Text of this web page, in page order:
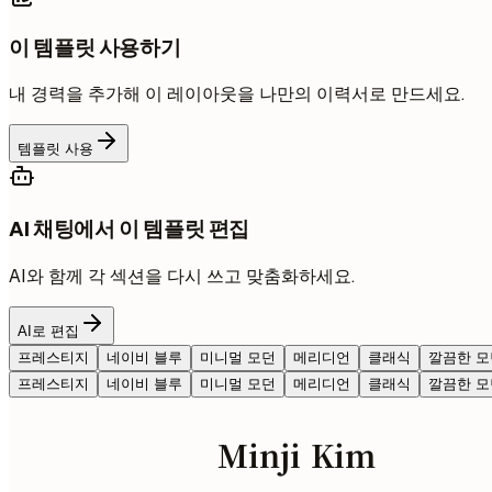
이 템플릿 사용하기
내 경력을 추가해 이 레이아웃을 나만의 이력서로 만드세요.
템플릿 사용
AI 채팅에서 이 템플릿 편집
AI와 함께 각 섹션을 다시 쓰고 맞춤화하세요.
AI로 편집
프레스티지
네이비 블루 미니멀 모던 메리디언 클래식 깔끔한 모
프레스티지
네이비 블루 미니멀 모던 메리디언 클래식 깔끔한 모
Minji Kim